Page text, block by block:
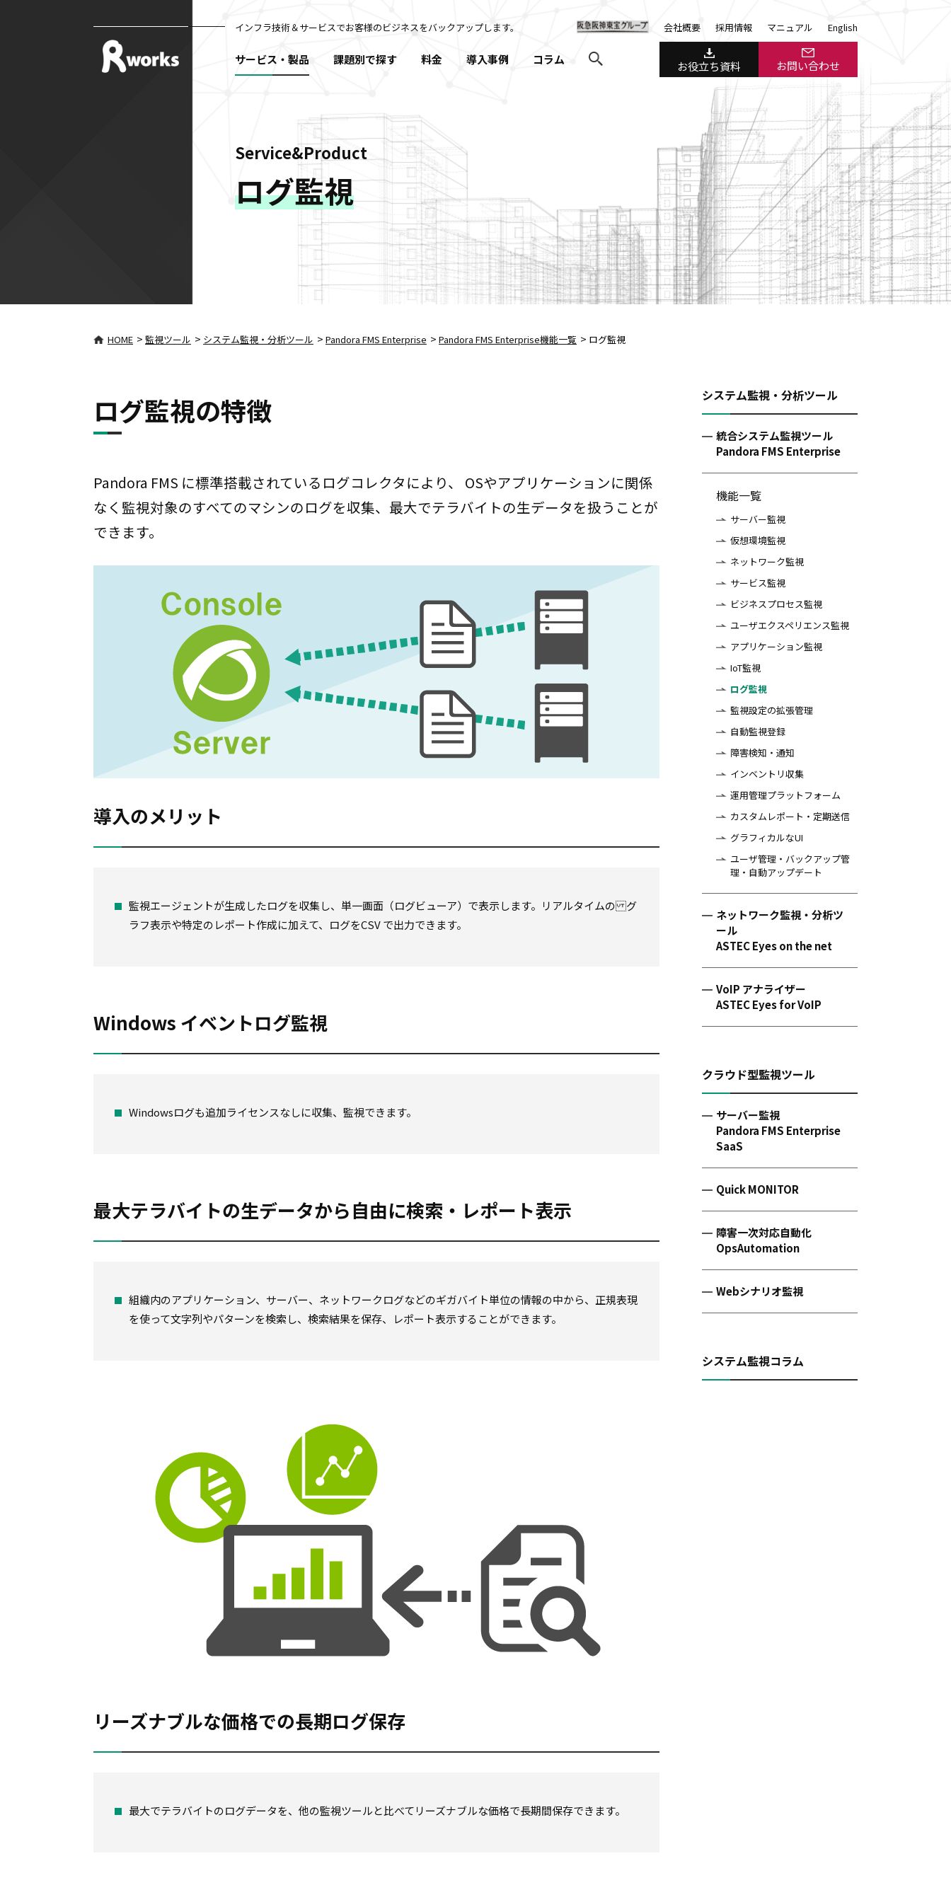
インフラ技術＆サービスでお客様のビジネスをバックアップします。 会社概要 採用情報 マニュアル English
サービス・製品 課題別で探す 料金 導入事例 コラム お役立ち資料 お問い合わせ
Service&Product
ログ監視
HOME > 監視ツール > システム監視・分析ツール > Pandora FMS Enterprise > Pandora FMS Enterprise機能一覧 > ログ監視
システム監視・分析ツール
統合システム監視ツール
Pandora FMS Enterprise
機能一覧
サーバー監視
仮想環境監視
ネットワーク監視
サービス監視
ビジネスプロセス監視
ユーザエクスペリエンス監視
アプリケーション監視
IoT監視
ログ監視
監視設定の拡張管理
自動監視登録
障害検知・通知
インベントリ収集
運用管理プラットフォーム
カスタムレポート・定期送信
グラフィカルなUI
ユーザ管理・バックアップ管
理・自動アップデート
ネットワーク監視・分析ツ
ール
ASTEC Eyes on the net
VoIP アナライザー
ASTEC Eyes for VoIP
クラウド型監視ツール
サーバー監視
Pandora FMS Enterprise
SaaS
Quick MONITOR
障害一次対応自動化
OpsAutomation
Webシナリオ監視
システム監視コラム
ログ監視の特徴
Pandora FMS に標準搭載されているログコレクタにより、 OSやアプリケーションに関係
なく監視対象のすべてのマシンのログを収集、最大でテラバイトの生データを扱うことが
できます。
導入のメリット
監視エージェントが生成したログを収集し、単一画面（ログビューア）で表示します。リアルタイムの グ
ラフ表示や特定のレポート作成に加えて、ログをCSV で出力できます。
Windows イベントログ監視
Windowsログも追加ライセンスなしに収集、監視できます。
最大テラバイトの生データから自由に検索・レポート表示
組織内のアプリケーション、サーバー、ネットワークログなどのギガバイト単位の情報の中から、正規表現
を使って文字列やパターンを検索し、検索結果を保存、レポート表示することができます。
リーズナブルな価格での長期ログ保存
最大でテラバイトのログデータを、他の監視ツールと比べてリーズナブルな価格で長期間保存できます。